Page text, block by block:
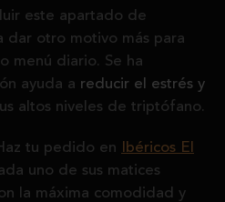
este apartado de
dar otro motivo más para
menú diario. Se ha
ayuda a reducir el estrés y
altos niveles de triptófano.
tu pedido en
Ibéricos El
uno de sus matices
la máxima comodidad y